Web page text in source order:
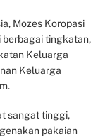
Mozes Koropasi
berbagai tingkatan,
Keluarga
Keluarga
sangat tinggi,
pakaian